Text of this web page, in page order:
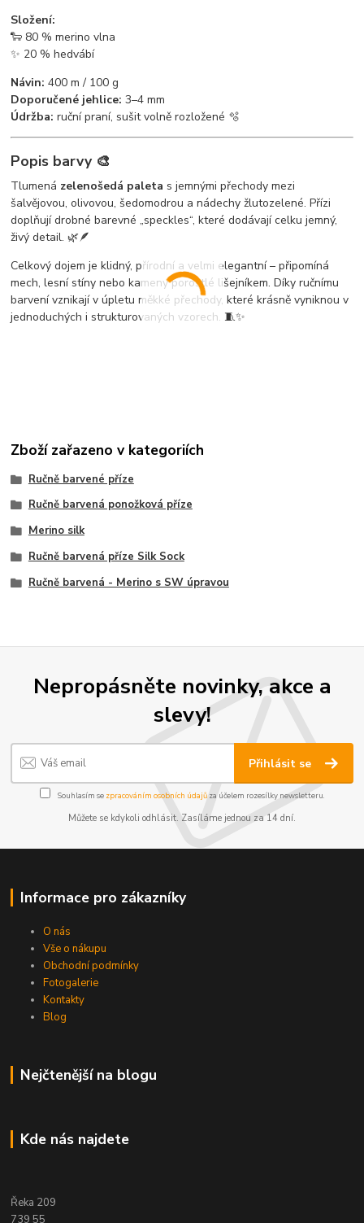
Složení:
🐑 80 % merino vlna
✨ 20 % hedvábí
Návin: 400 m / 100 g
Doporučené jehlice: 3–4 mm
Údržba: ruční praní, sušit volně rozložené 🫧
Popis barvy 🎨
Tlumená zelenošedá paleta s jemnými přechody mezi
šalvějovou, olivovou, šedomodrou a nádechy žlutozelené. Přízi
doplňují drobné barevné „speckles“, které dodávají celku jemný,
živý detail. 🌿🪶
Celkový dojem je klidný, přírodní a velmi elegantní – připomíná
mech, lesní stíny nebo kameny porostlé lišejníkem. Díky ručnímu
barvení vznikají v úpletu měkké přechody, které krásně vyniknou v
jednoduchých i strukturovaných vzorech. 🧵✨
Zboží zařazeno v kategoriích
Ručně barvené příze
Ručně barvená ponožková příze
Merino silk
Ručně barvená příze Silk Sock
Ručně barvená - Merino s SW úpravou
Nepropásněte novinky, akce a
slevy!
Přihlásit se
Souhlasím se zpracováním osobních údajůza účelem rozesílky newsletteru.
Můžete se kdykoli odhlásit. Zasíláme jednou za 14 dní.
Informace pro zákazníky
O nás
Vše o nákupu
Obchodní podmínky
Fotogalerie
Kontakty
Blog
Nejčtenější na blogu
Kde nás najdete
Řeka 209
739 55